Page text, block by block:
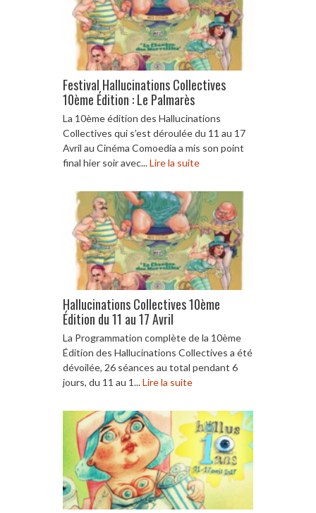
Festival Hallucinations Collectives
10ème Édition : Le Palmarès
La 10ème édition des Hallucinations
Collectives qui s’est déroulée du 11 au 17
Avril au Cinéma Comoedia a mis son point
final hier soir avec...Lire la suite
Hallucinations Collectives 10ème
Édition du 11 au 17 Avril
La Programmation complète de la 10ème
Édition des Hallucinations Collectives a été
dévoilée, 26 séances au total pendant 6
jours, du 11 au 1...Lire la suite